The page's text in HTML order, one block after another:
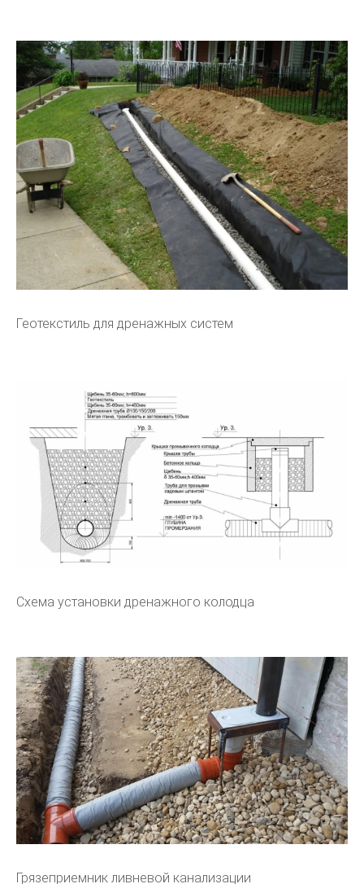
Геотекстиль для дренажных систем
Схема установки дренажного колодца
Грязеприемник ливневой канализации